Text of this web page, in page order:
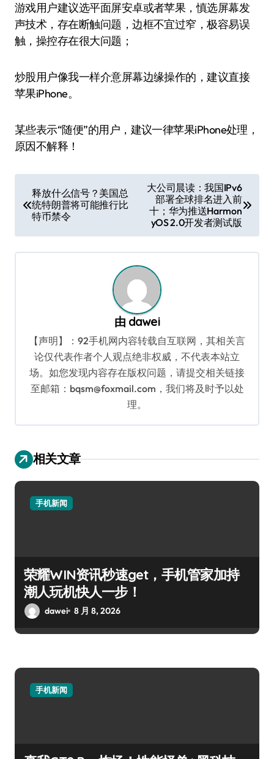
游戏用户建议选平面屏安卓或者苹果，慎选屏幕发
声技术，存在断触问题，边框不宜过窄，极容易误
触，操控存在很大问题；
炒股用户像我一样介意屏幕边缘操作的，建议直接
苹果iPhone。
某些表示“随便”的用户，建议一律苹果iPhone处理，
原因不解释！
章
释放什么信号？美国总
统特朗普将可能推行比
特币禁令
大公司晨读：我国IPv6
部署全球排名进入前
十；华为推送Harmon
yOS 2.0开发者测试版
由 dawei
【声明】：92手机网内容转载自互联网，其相关言
论仅代表作者个人观点绝非权威，不代表本站立
场。如您发现内容存在版权问题，请提交相关链接
至邮箱：bqsm@foxmail.com，我们将及时予以处
理。
相关文章
手机新闻
荣耀WIN资讯秒速get，手机管家加持
潮人玩机快人一步！
dawei 8 月 8, 2026
手机新闻